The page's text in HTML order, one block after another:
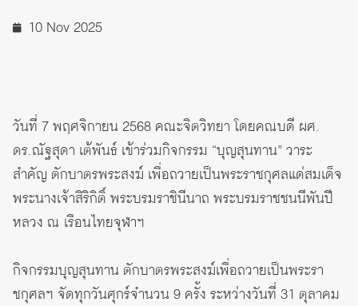
10 Nov 2025
วันที่ 7 พฤศจิกายน 2568 คณะจิตวิทยา โดยคณบดี ผศ.
ดร.ณัฐสุดา เต้พันธ์ เข้าร่วมกิจกรรม “บุญสุนทาน” วาระ
สำคัญ ตักบาตรพระสงฆ์ เพื่อถวายเป็นพระราชกุศลแด่สมเด็จ
พระนางเจ้าสิริกิติ์ พระบรมราชินีนาถ พระบรมราชชนนีพันปี
หลวง ณ เรือนไทยจุฬาฯ
กิจกรรมบุญสุนทาน ตักบาตรพระสงฆ์เพื่อถวายเป็นพระรา
ชกุศลฯ จัดทุกวันศุกร์จำนวน 9 ครั้ง ระหว่างวันที่ 31 ตุลาคม